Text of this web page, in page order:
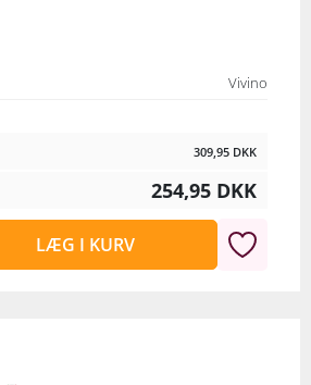
Vivino
309,95 DKK
254,95 DKK
LÆG I KURV